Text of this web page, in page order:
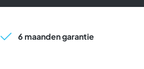
6 maanden garantie